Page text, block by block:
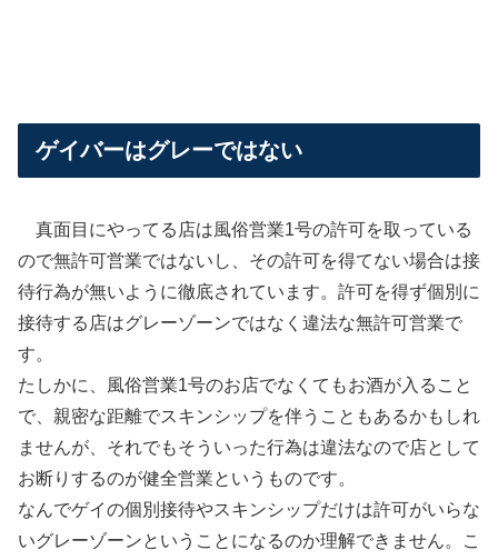
ゲイバーはグレーではない
真面目にやってる店は風俗営業1号の許可を取っている
ので無許可営業ではないし、その許可を得てない場合は接
待行為が無いように徹底されています。許可を得ず個別に
接待する店はグレーゾーンではなく違法な無許可営業で
す。
たしかに、風俗営業1号のお店でなくてもお酒が入ること
で、親密な距離でスキンシップを伴うこともあるかもしれ
ませんが、それでもそういった行為は違法なので店として
お断りするのが健全営業というものです。
なんでゲイの個別接待やスキンシップだけは許可がいらな
いグレーゾーンということになるのか理解できません。こ